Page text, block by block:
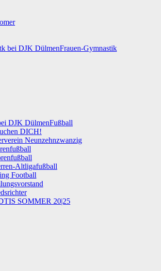
Frauen-Gymnastik
Fußball
DICH!
Neunzehnzwanzig
Altligafußball
Football
SOMMER 20|25